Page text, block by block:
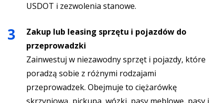
USDOT i zezwolenia stanowe.
Zakup lub leasing sprzętu i pojazdów do
przeprowadzki
Zainwestuj w niezawodny sprzęt i pojazdy, które
poradzą sobie z różnymi rodzajami
przeprowadzek. Obejmuje to ciężarówkę